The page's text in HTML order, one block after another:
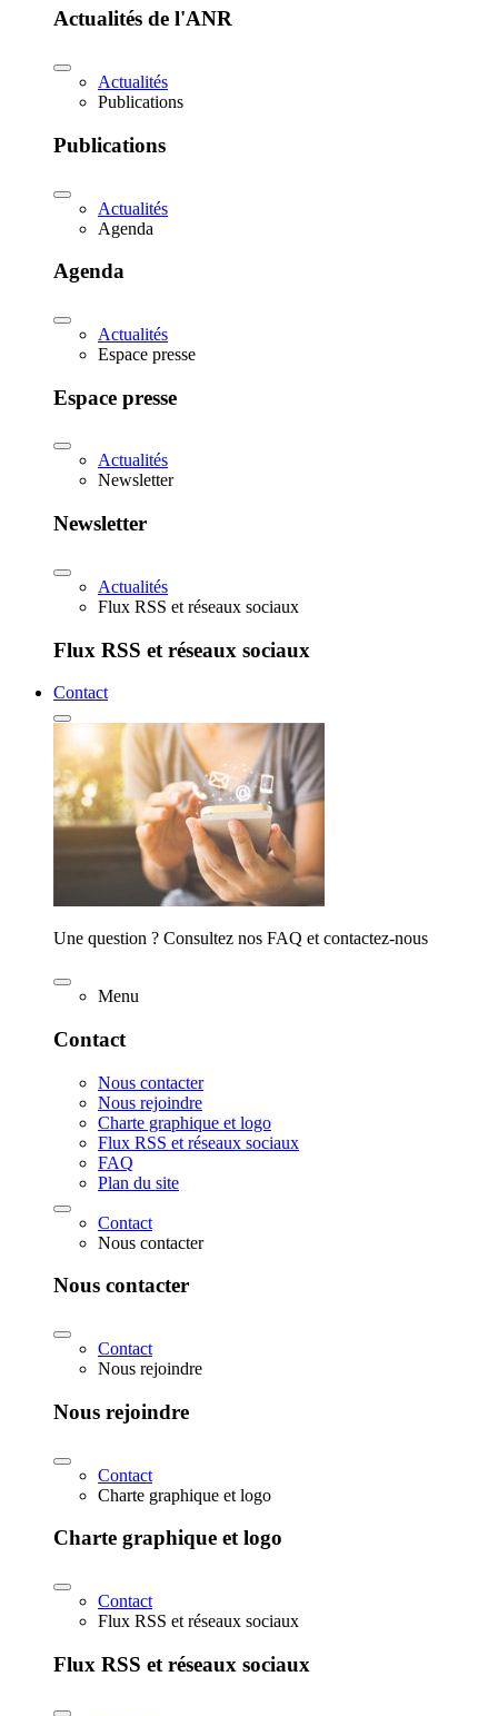
Actualités de l'ANR
Actualités
Publications
Publications
Actualités
Agenda
Agenda
Actualités
Espace presse
Espace presse
Actualités
Newsletter
Newsletter
Actualités
Flux RSS et réseaux sociaux
Flux RSS et réseaux sociaux
Contact
Une question ? Consultez nos FAQ et contactez-nous
Menu
Contact
Nous contacter
Nous rejoindre
Charte graphique et logo
Flux RSS et réseaux sociaux
FAQ
Plan du site
Contact
Nous contacter
Nous contacter
Contact
Nous rejoindre
Nous rejoindre
Contact
Charte graphique et logo
Charte graphique et logo
Contact
Flux RSS et réseaux sociaux
Flux RSS et réseaux sociaux